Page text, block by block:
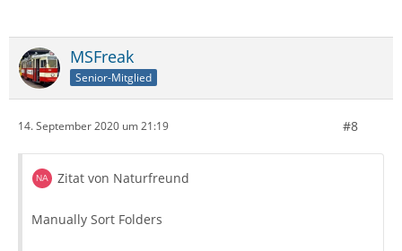
MSFreak
Senior-Mitglied
14. September 2020 um 21:19 #8
Zitat von Naturfreund
Manually Sort Folders